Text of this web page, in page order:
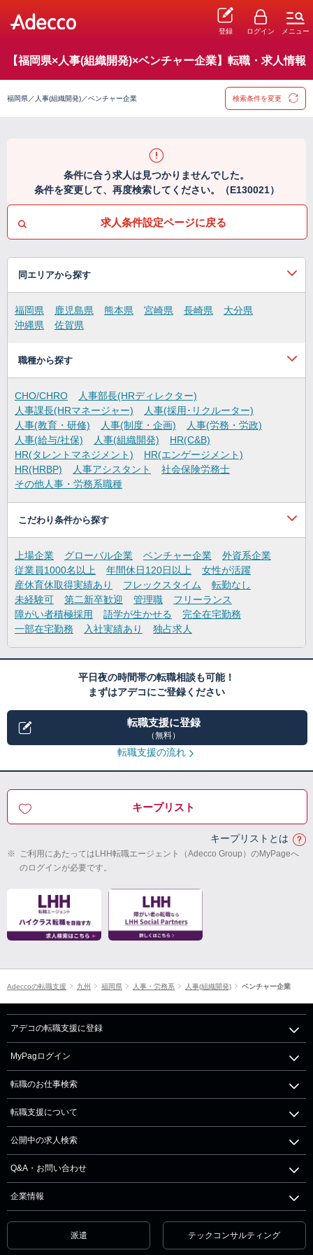
登録 ログイン メニュー
【福岡県×人事(組織開発)×ベンチャー企業】転職・求人情報
福岡県／人事(組織開発)／ベンチャー企業 検索条件を変更
条件に合う求人は見つかりませんでした。
条件を変更して、再度検索してください。（E130021）
求人条件設定ページに戻る
同エリアから探す
福岡県 鹿児島県 熊本県 宮崎県 長崎県
大分県
沖縄県
佐賀県
職種から探す
CHO/CHRO
人事部長(HRディレクター)
人事課長(HRマネージャー)
人事(採用･リクルーター)
人事(教育・研修)
人事(制度・企画)
人事(労務・労政)
人事(給与/社保)
人事(組織開発)
HR(C&B)
HR(タレントマネジメント)
HR(エンゲージメント)
HR(HRBP)
人事アシスタント
社会保険労務士
その他人事・労務系職種
こだわり条件から探す
上場企業 グローバル企業 ベンチャー企業
外資系企業
従業員1000名以上
年間休日120日以上
女性が活躍
産休育休取得実績あり
フレックスタイム
転勤なし
未経験可
第二新卒歓迎 管理職
フリーランス
障がい者積極採用
語学が生かせる
完全在宅勤務
一部在宅勤務
入社実績あり 独占求人
平日夜の時間帯の転職相談も可能！
まずはアデコにご登録ください
転職支援に登録
（無料）
転職支援の流れ
キープリスト
キープリストとは
※ ご利用にあたってはLHH転職エージェント（Adecco Group）のMyPageへ
のログインが必要です。
Adeccoの転職支援 九州 福岡県 人事・労務系 人事(組織開発) ベンチャー企業
アデコの転職支援に登録
MyPagログイン
転職のお仕事検索
転職支援について
公開中の求人検索
Q&A・お問い合わせ
企業情報
派遣 テックコンサルティング